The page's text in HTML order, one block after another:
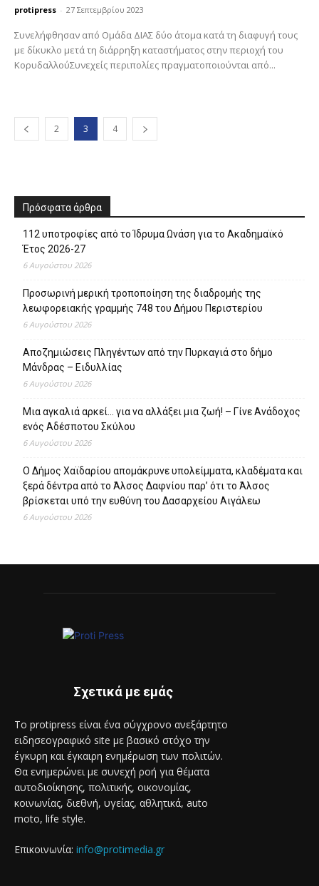
protipress - 27 Σεπτεμβρίου 2023
Συνελήφθησαν από Ομάδα ΔΙΑΣ δύο άτομα κατά τη διαφυγή τους
με δίκυκλο μετά τη διάρρηξη καταστήματος στην περιοχή του
ΚορυδαλλούΣυνεχείς περιπολίες πραγματοποιούνται από...
2 3 4
Πρόσφατα άρθρα
112 υποτροφίες από το Ίδρυμα Ωνάση για το Ακαδημαϊκό
Έτος 2026-27
6 Αυγούστου 2026
Προσωρινή μερική τροποποίηση της διαδρομής της
λεωφορειακής γραμμής 748 του Δήμου Περιστερίου
6 Αυγούστου 2026
Αποζημιώσεις Πληγέντων από την Πυρκαγιά στο δήμο
Μάνδρας – Ειδυλλίας
6 Αυγούστου 2026
Μια αγκαλιά αρκεί… για να αλλάξει μια ζωή! – Γίνε Ανάδοχος
ενός Αδέσποτου Σκύλου
6 Αυγούστου 2026
Ο Δήμος Χαϊδαρίου απομάκρυνε υπολείμματα, κλαδέματα και
ξερά δέντρα από το Άλσος Δαφνίου παρ’ ότι το Άλσος
βρίσκεται υπό την ευθύνη του Δασαρχείου Αιγάλεω
6 Αυγούστου 2026
Σχετικά με εμάς
Το protipress είναι ένα σύγχρονο ανεξάρτητο
ειδησεογραφικό site με βασικό στόχο την
έγκυρη και έγκαιρη ενημέρωση των πολιτών.
Θα ενημερώνει με συνεχή ροή για θέματα
αυτοδιοίκησης, πολιτικής, οικονομίας,
κοινωνίας, διεθνή, υγείας, αθλητικά, auto
moto, life style.
Επικοινωνία: info@protimedia.gr